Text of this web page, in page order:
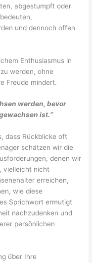
abgestumpft oder
und dennoch offen
Enthusiasmus in
werden, ohne
Freude mindert.
werden, bevor
ist.“
dass Rückblicke oft
schätzen wir die
denen wir
vielleicht nicht
erreichen,
wie diese
Sprichwort ermutigt
nachzudenken und
persönlichen
über Ihre